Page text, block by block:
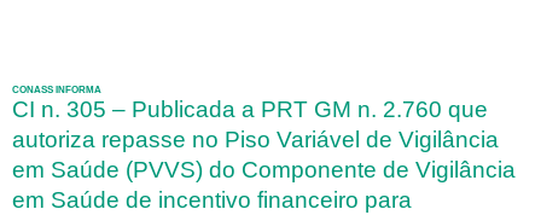
CONASS INFORMA
CI n. 305 – Publicada a PRT GM n. 2.760 que
autoriza repasse no Piso Variável de Vigilância
em Saúde (PVVS) do Componente de Vigilância
em Saúde de incentivo financeiro para